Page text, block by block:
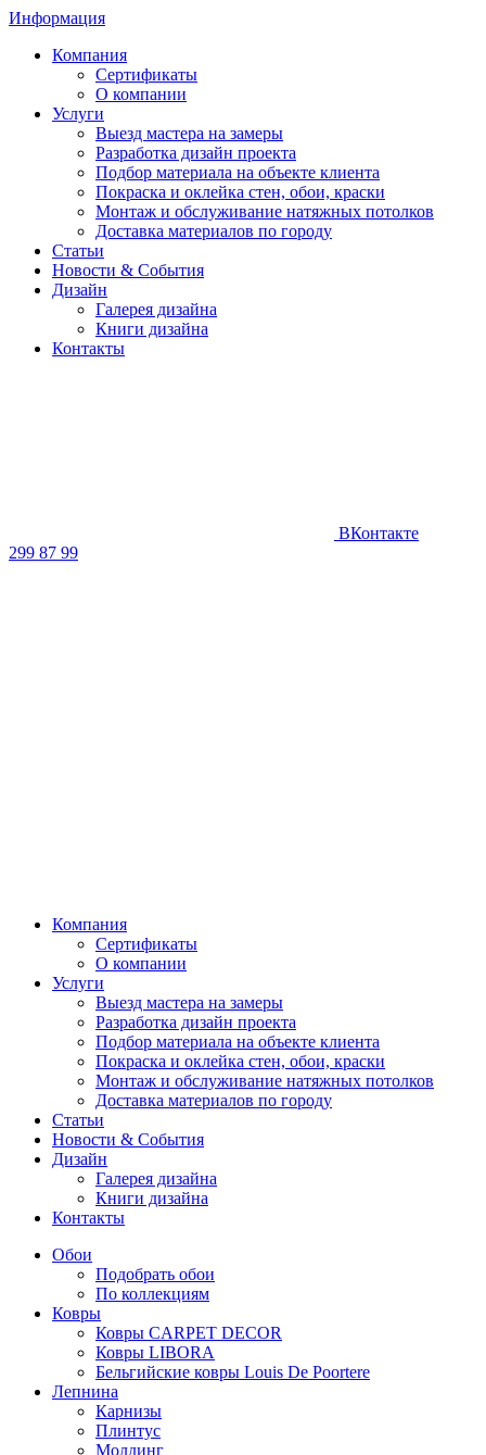
Информация
Компания
Сертификаты
О компании
Услуги
Выезд мастера на замеры
Разработка дизайн проекта
Подбор материала на объекте клиента
Покраска и оклейка стен, обои, краски
Монтаж и обслуживание натяжных потолков
Доставка материалов по городу
Статьи
Новости & События
Дизайн
Галерея дизайна
Книги дизайна
Контакты
ВКонтакте
299 87 99
Компания
Сертификаты
О компании
Услуги
Выезд мастера на замеры
Разработка дизайн проекта
Подбор материала на объекте клиента
Покраска и оклейка стен, обои, краски
Монтаж и обслуживание натяжных потолков
Доставка материалов по городу
Статьи
Новости & События
Дизайн
Галерея дизайна
Книги дизайна
Контакты
Обои
Подобрать обои
По коллекциям
Ковры
Ковры CARPET DECOR
Ковры LIBORA
Бельгийские ковры Louis De Poortere
Лепнина
Карнизы
Плинтус
Молдинг